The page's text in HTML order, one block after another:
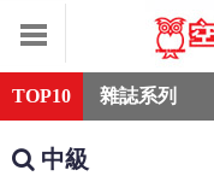
TOP10 雜誌系列
中級